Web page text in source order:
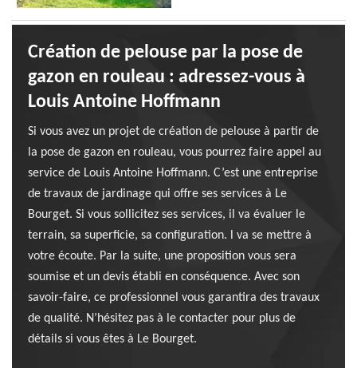
Création de pelouse par la pose de
gazon en rouleau : adressez-vous à
Louis Antoine Hoffmann
Si vous avez un projet de création de pelouse à partir de
la pose de gazon en rouleau, vous pourrez faire appel au
service de Louis Antoine Hoffmann. C’est une entreprise
de travaux de jardinage qui offre ses services à Le
Bourget. Si vous sollicitez ses services, il va évaluer le
terrain, sa superficie, sa configuration. l va se mettre à
votre écoute. Par la suite, une proposition vous sera
soumise et un devis établi en conséquence. Avec son
savoir-faire, ce professionnel vous garantira des travaux
de qualité. N’hésitez pas à le contacter pour plus de
détails si vous êtes à Le Bourget.